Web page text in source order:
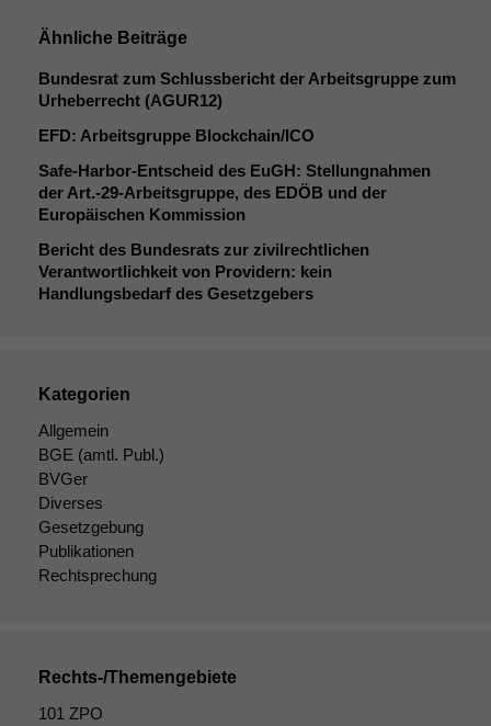
Ähnliche Beiträge
Bundesrat zum Schlussbericht der Arbeitsgruppe zum
Urheberrecht (AGUR12)
EFD: Arbeitsgruppe Blockchain/ICO
Safe-Harbor-Entscheid des EuGH: Stellungnahmen
der Art.-29-Arbeitsgruppe, des EDÖB und der
Europäischen Kommission
Bericht des Bundesrats zur zivilrechtlichen
Verantwortlichkeit von Providern: kein
Handlungsbedarf des Gesetzgebers
Kategorien
Allgemein
BGE (amtl. Publ.)
BVGer
Diverses
Gesetzgebung
Publikationen
Rechtsprechung
Rechts-/Themengebiete
101 ZPO